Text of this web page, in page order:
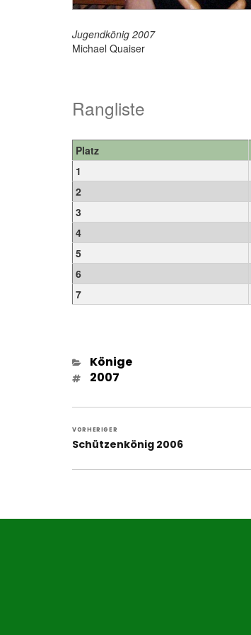
Jugendkönig 2007
Michael Quaiser
Rangliste
Platz
1
2
3
4
5
6
7
Kategorien
Könige
Schlagwörter
2007
VORHERIGER
Vorheriger
Schützenkönig 2006